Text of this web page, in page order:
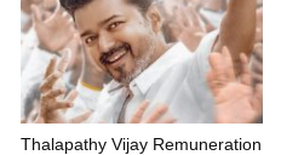
Thalapathy Vijay Remuneration